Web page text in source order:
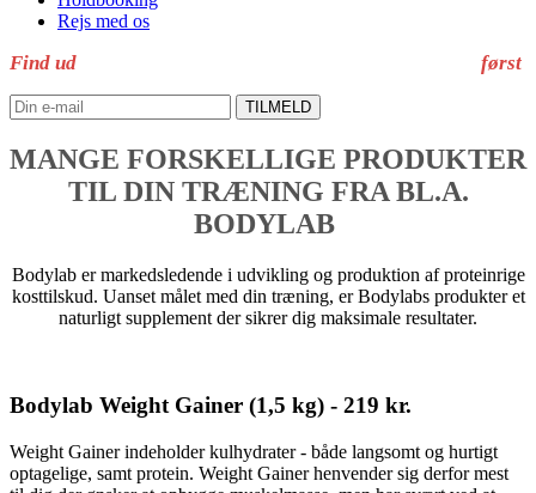
Rejs med os
Find ud først
TILMELD
MANGE FORSKELLIGE PRODUKTER
TIL DIN TRÆNING FRA BL.A.
BODYLAB
Bodylab er markedsledende i udvikling og produktion af proteinrige
kosttilskud. Uanset målet med din træning, er Bodylabs produkter et
naturligt supplement der sikrer dig maksimale resultater.
Bodylab Weight Gainer (1,5 kg) - 219 kr.
Weight Gainer indeholder kulhydrater - både langsomt og hurtigt
optagelige, samt protein. Weight Gainer henvender sig derfor mest